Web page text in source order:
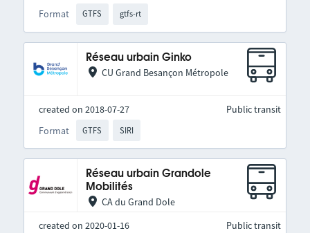
Format
GTFS gtfs-rt
Réseau urbain Ginko
CU Grand Besançon Métropole
created on 2018-07-27
Format
GTFS SIRI
Public transit
Réseau urbain Grandole
Mobilités
CA du Grand Dole
created on 2020-01-16
Public transit